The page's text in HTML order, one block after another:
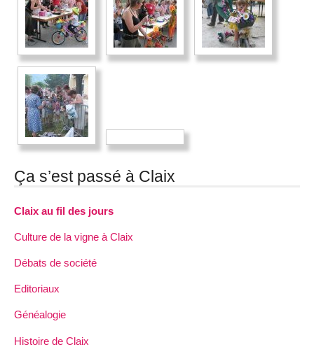
Ça s’est passé à Claix
Claix au fil des jours
Culture de la vigne à Claix
Débats de société
Editoriaux
Généalogie
Histoire de Claix